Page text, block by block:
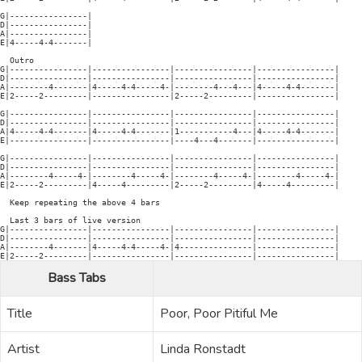
G|----------------|
D|----------------|
A|----------------|
E|4-----4-4-------|
  Outro
G|----------------|----------------|----------------|----------------|
D|----------------|----------------|----------------|----------------|
A|--------4-------|4-----4-4-----4-|--------4---4---|4-----4-4-------|
E|2-----2---------|----------------|2-----2---------|----------------|
G|----------------|----------------|----------------|----------------|
D|----------------|----------------|----------------|----------------|
A|4-----4-4-------|4-----4-4-------|1-----------4---|4-----4-4-------|
E|----------------|----------------|----4---4-------|----------------|
G|----------------|----------------|----------------|----------------|
D|----------------|----------------|----------------|----------------|
A|--------4-----4-|--------4-----4-|--------4-----4-|--------4-----4-|
E|2-----2---------|4-----4---------|2-----2---------|4-----4---------|
  Keep repeating the above 4 bars
  Last 3 bars of live version
G|----------------|----------------|----------------|----------------|
D|----------------|----------------|----------------|----------------|
A|--------4-------|4-----4-4-----4-|4---------------|----------------|
E|2-----2---------|----------------|----------------|----------------|
Bass Tabs
Title
Poor, Poor Pitiful Me
Artist
Linda Ronstadt